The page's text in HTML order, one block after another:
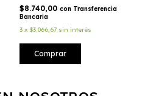
$8.740,00 con Transferencia
Bancaria
3 x $3.066,67 sin interés
Comprar